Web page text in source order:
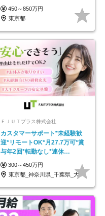
450～850万円
東京都
ＦＪＵＴプラス株式会社
カスタマーサポート*未経験歓
迎*リモートOK*月27.7万可*賞
与年2回*転勤なし*連休
OK/ZE010232
300～450万円
東京都_神奈川県_千葉県_大阪府_愛知県…